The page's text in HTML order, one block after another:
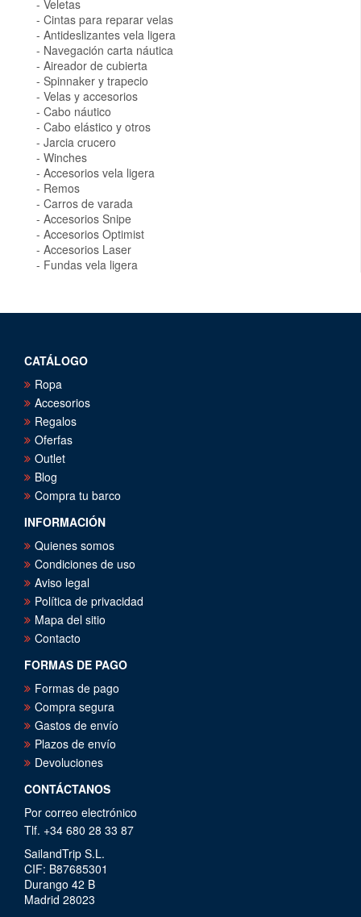
Veletas
Cintas para reparar velas
Antideslizantes vela ligera
Navegación carta náutica
Aireador de cubierta
Spinnaker y trapecio
Velas y accesorios
Cabo náutico
Cabo elástico y otros
Jarcia crucero
Winches
Accesorios vela ligera
Remos
Carros de varada
Accesorios Snipe
Accesorios Optimist
Accesorios Laser
Fundas vela ligera
CATÁLOGO
Ropa
Accesorios
Regalos
Oferfas
Outlet
Blog
Compra tu barco
INFORMACIÓN
Quienes somos
Condiciones de uso
Aviso legal
Política de privacidad
Mapa del sitio
Contacto
FORMAS DE PAGO
Formas de pago
Compra segura
Gastos de envío
Plazos de envío
Devoluciones
CONTÁCTANOS
Por correo electrónico
Tlf. +34 680 28 33 87
SailandTrip S.L.
CIF: B87685301
Durango 42 B
Madrid 28023